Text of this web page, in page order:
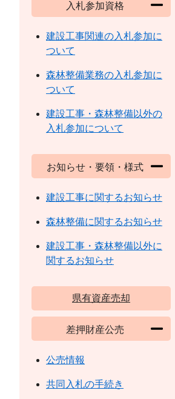
入札参加資格
建設工事関連の入札参加に
ついて
森林整備業務の入札参加に
ついて
建設工事・森林整備以外の
入札参加について
お知らせ・要領・様式
建設工事に関するお知らせ
森林整備に関するお知らせ
建設工事・森林整備以外に
関するお知らせ
県有資産売却
差押財産公売
公売情報
共同入札の手続き